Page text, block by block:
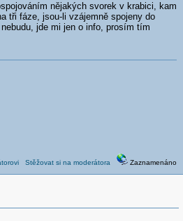
nějakých svorek v krabici, kam
tři fáze, jsou-li vzájemně spojeny do
jde mi jen o info, prosím tím
Stěžovat si na moderátora Zaznamenáno